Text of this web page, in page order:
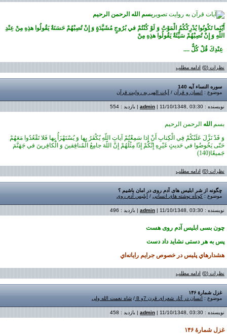
بسم الله الرحمن الرحيم
أَيْنَما تَكُونُوا يُدْرِكْكُمُ الْمَوْتُ وَ لَوْ كُنْتُمْ في بُرُوجٍ مُشَيَّدَةٍ وَ إِنْ تُصِبْهُمْ حَسَنَةٌ يَقُولُوا هذِهِ مِنْ عِنْدِ
اللّهِ وَ إِنْ تُصِبْهُمْ سَيِّئَةٌ يَقُولُوا هذِهِ مِنْ
عِنْدِكَ قُلْ كُلٌّ ....
نظرات (0) ادامه مطلب
سوره النساء آیه 140
موضوع : انسان و قرآن / آیات الهی به روایت قرآن
نویسنده : admin | 11/10/1348, 03:30 | بازدید : 554
بسم الله الرحمن الرحيم
وَ قَدْ نَزَّلَ عَلَيْكُمْ فِي الْكِتابِ أَنْ إِذا سَمِعْتُمْ آياتِ اللّهِ يُكْفَرُ بِها وَ يُسْتَهْزَأُ بِها فَلا تَقْعُدُوا مَعَهُمْ
حَتّى يَخُوضُوا في حَديثٍ غَيْرِهِ إِنَّكُمْ إِذًا مِثْلُهُمْ إِنَّ اللّهَ جامِعُ الْمُنافِقينَ وَ الْكافِرينَ في جَهَنَّمَ
جَميعًا(140)
نظرات (0) ادامه مطلب
چگونه از شر ابلیس های آدم روی در امان باشیم ؟
موضوع : کوتاه نوشته های انسانی / ابلیس آدم روی
نویسنده : admin | 11/10/1348, 03:30 | بازدید : 496
چون بسی ابلیس آدم روی هست
پس به هر دستی نشاید داد دست
هشدارهاي پليس در خصوص جرايم رايانه‌اي
نظرات (0) ادامه مطلب
غزل شمارهٔ ۱۴۶
موضوع : انسان در آثار شعرای قرن 7و 8 / شاه نعمت الله ولی
نویسنده : admin | 11/10/1348, 03:30 | بازدید : 458
غزل شمارهٔ ۱۴۶